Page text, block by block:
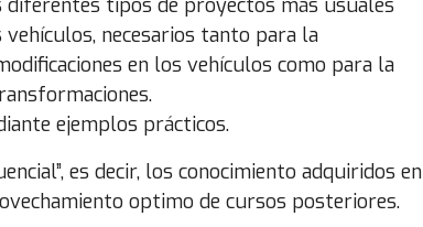
tipos de proyectos más usuales
necesarios tanto para la
en los vehículos como para la
ejemplos prácticos.
es decir, los conocimiento adquiridos en
optimo de cursos posteriores.